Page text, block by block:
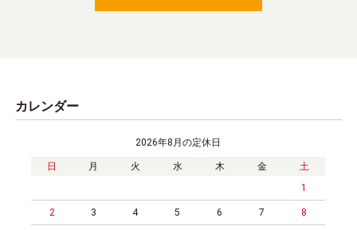
カレンダー
2026年8月の定休日
日 月 火 水 木 金
土
1
2 3 4 5 6 7 8